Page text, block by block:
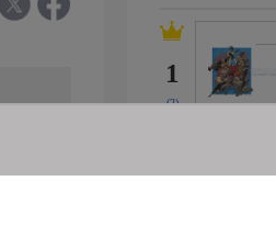
1
(2)